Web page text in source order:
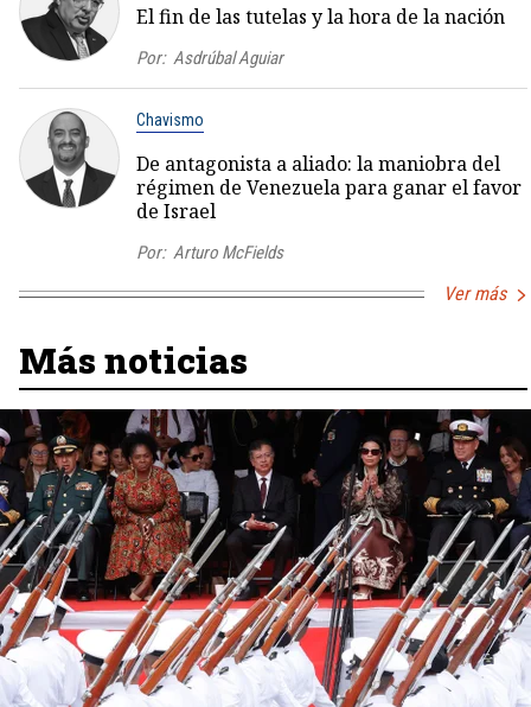
El fin de las tutelas y la hora de la nación
Por: Asdrúbal Aguiar
Chavismo
De antagonista a aliado: la maniobra del
régimen de Venezuela para ganar el favor
de Israel
Por: Arturo McFields
Ver más
Más noticias